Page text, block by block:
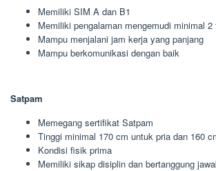
Memiliki SIM A dan B1
Memiliki pengalaman mengemudi minimal 2
Mampu menjalani jam kerja yang panjang
Mampu berkomunikasi dengan baik
Satpam
Memegang sertifikat Satpam
Tinggi minimal 170 cm untuk pria dan 160
Kondisi fisik prima
Memiliki sikap disiplin dan bertanggung